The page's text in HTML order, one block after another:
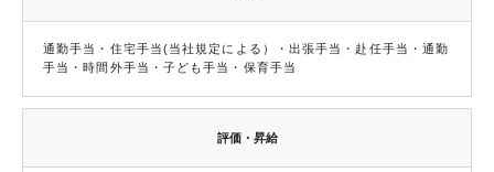
通勤手当・住宅手当(当社規定による）・出張手当・赴任手当・通勤
手当・時間外手当・子ども手当・保育手当
評価・昇給